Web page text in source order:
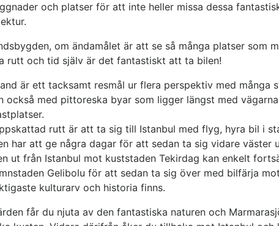
och platser för att inte heller missa dessa
om ändamålet är att se så många platser som
rutt och tid själv är det fantastiskt att ta bilen!
är ett tacksamt resmål ur flera perspektiv med många
också med pittoreska byar som ligger längst med
rutt är att ta sig till Istanbul med flyg, hyra bil i
har att ge några dagar för att sedan ta sig vidare väster
ut från Istanbul mot kuststaden Tekirdag kan enkelt
Gelibolu för att sedan ta sig över med bilfärja
kulturarv och historia finns.
får du njuta av den fantastiska naturen och